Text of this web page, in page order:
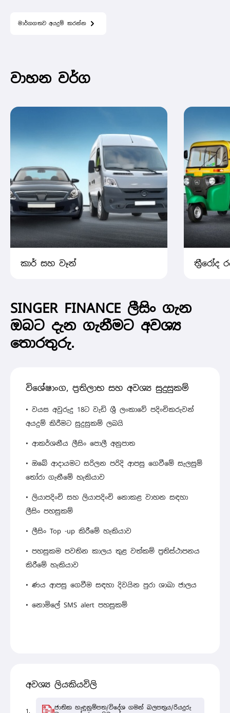
මාර්ගගතව අයදුම් කරන්න
වාහන වර්ග
කාර් සහ වෑන් ත්‍රීරෝද
SINGER FINANCE ලීසිං ගැන
ඔබට දැන ගැනීමට අවශ්‍ය
තොරතුරු.
විශේෂාංග, ප්‍රතිලාභ සහ අවශ්‍ය සුදුසුකම්
• වයස අවුරුදු 18ට වැඩි ශ්‍රී ලංකාවේ පදිංචිකරුවන්
අයදුම් කිරීමට සුදුසුකම් ලබයි
• ආකර්ශනීය ලීසිං පොලී අනුපාත
• ඔබේ ආදායමට සරිලන පරිදි ආපසු ගෙවීමේ සැලසුම්
තෝරා ගැනීමේ හැකියාව
• ලියාපදිංචි සහ ලියාපදිංචි නොකළ වාහන සඳහා
ලීසිං පහසුකම්
• ලීසිං Top -up කිරීමේ හැකියාව
• පහසුකම පවතින කාලය තුළ වත්කම් ප්‍රතිස්ථාපනය
කිරීමේ හැකියාව
• ණය ආපසු ගෙවීම සඳහා දිවයින පුරා ශාඛා ජාලය
• නොමිලේ SMS alert පහසුකම්
අවශ්‍ය ලියකියවිලි
ජාතික හැඳුනුම්පත/විදේශ ගමන් බලපත්‍රය/රියදුරු